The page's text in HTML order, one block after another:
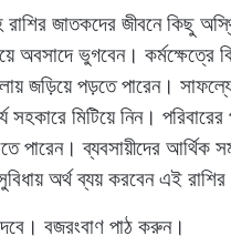
জাতকদের জীবনে কিছু
অবসাদে ভুগবেন। কর্মক্ষেত্রে
জড়িয়ে পড়তে পারেন।
সহকারে মিটিয়ে নিন।
পারেন। ব্যবসায়ীদের আর্থিক
অর্থ ব্যয় করবেন এই
বজরংবাণ পাঠ করুন।